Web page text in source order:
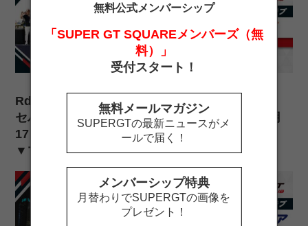
Rd.5マレーシア
セパン・インターナショナル・サーキット（7月
17日・18日）
▼マレーシア観戦ツアーのご案内はこちら
無料公式メンバーシップ
「SUPER GT SQUAREメンバーズ（無
料）」
受付スタート！
無料メールマガジン
SUPERGTの最新ニュースがメ
ールで届く！
メンバーシップ特典
月替わりでSUPERGTの画像を
プレゼント！